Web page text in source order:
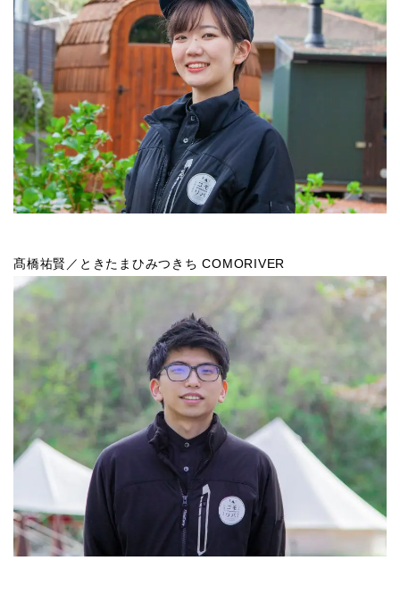
髙橋祐賢／ときたまひみつきち COMORIVER